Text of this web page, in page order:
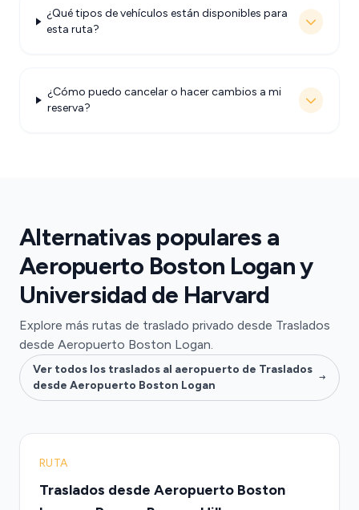
¿Qué tipos de vehículos están disponibles para
esta ruta?
¿Cómo puedo cancelar o hacer cambios a mi
reserva?
Alternativas populares a
Aeropuerto Boston Logan y
Universidad de Harvard
Explore más rutas de traslado privado desde Traslados
desde Aeropuerto Boston Logan.
Ver todos los traslados al aeropuerto de Traslados
desde Aeropuerto Boston Logan
RUTA
Traslados desde Aeropuerto Boston